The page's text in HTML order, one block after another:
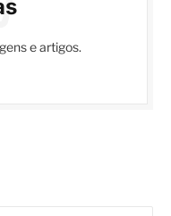
e artigos.